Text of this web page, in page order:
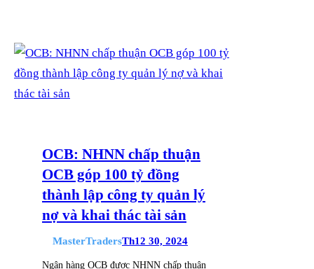
OCB: NHNN chấp thuận
OCB góp 100 tỷ đồng
thành lập công ty quản lý
nợ và khai thác tài sản
MasterTradersTh12 30, 2024
Ngân hàng OCB được NHNN chấp thuận